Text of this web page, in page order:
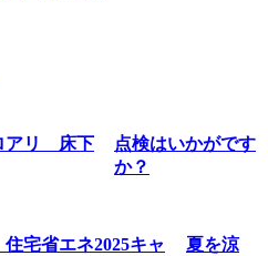
点検はいかがです
か？
夏を涼